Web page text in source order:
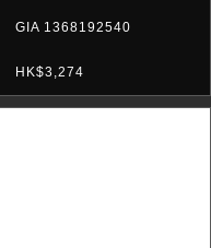
GIA 1368192540
HK$3,274